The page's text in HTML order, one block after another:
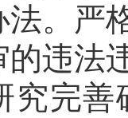
法。严
的违法
究完